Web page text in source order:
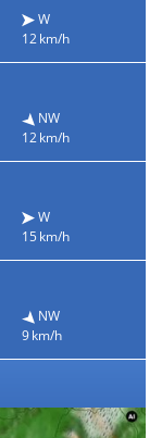
W
12 km/h
NW
12 km/h
W
15 km/h
NW
9 km/h